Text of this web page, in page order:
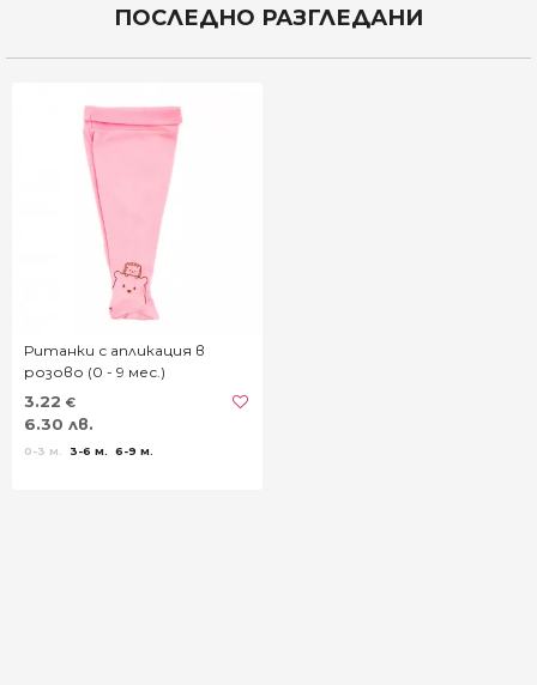
ПОСЛЕДНО РАЗГЛЕДАНИ
Ританки с апликация в
розово (0 - 9 мес.)
3.22 €
6.30 лв.
0-3 м. 3-6 м. 6-9 м.